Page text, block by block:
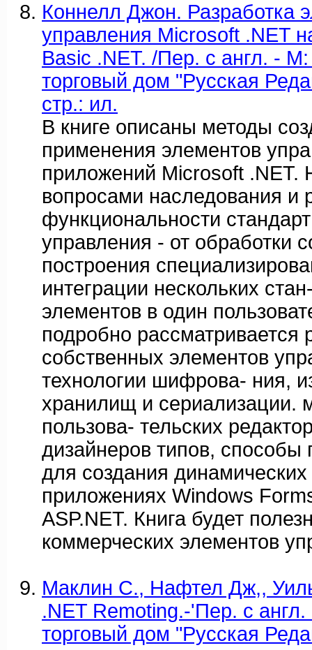
Коннелл Джон. Разработка
управления Microsoft .NET
Basic .NET. /Пер. с англ. - М:
торговый дом "Русская
стр.: ил.
В книге описаны методы
применения элементов
приложений Microsoft .NET.
вопросами наследования и
функциональности
управления - от обработки
построения
интеграции нескольких
элементов в один
подробно рассматривается
собственных элементов
технологии шифрова- ния,
хранилищ и сериализации.
пользова- тельских
дизайнеров типов,
для создания
приложениях Windows
ASP.NET. Книга будет
коммерческих элементов
Маклин С., Нафтел Дж,,
.NET Remoting.-'Пер. с
торговый дом "Русская